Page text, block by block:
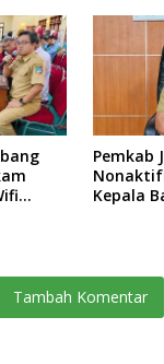
Pemkab
Kepala
Tambah Komentar